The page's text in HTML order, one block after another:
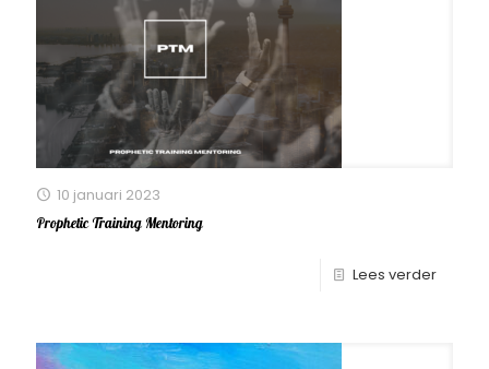
10 januari 2023
Prophetic Training Mentoring
Lees verder